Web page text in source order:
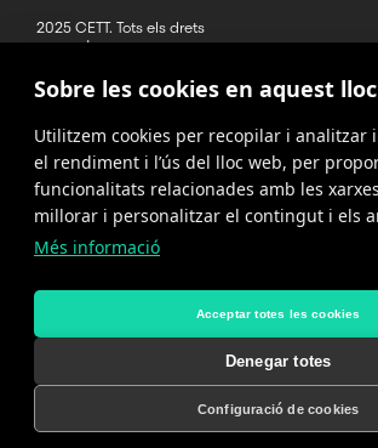
2025 CETT. Tots els drets
reservats
Avís legal
Política de
privacitat
Cookies
Política del
Sobre les cookies en aquest
Utilitzem cookies per recopilar i analitzar
el rendiment i l’ús del lloc web, per
funcionalitats relacionades amb les
millorar i personalitzar el contingut i els
Més informació
Acceptar totes les cookies
Denegar totes
Configuració de cookies